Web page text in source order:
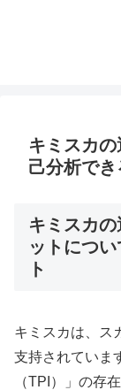
キミスカ
己分析で
キミスカ
ットにつ
ト
キミスカは、ス
支持されていま
（TPI）」の存在